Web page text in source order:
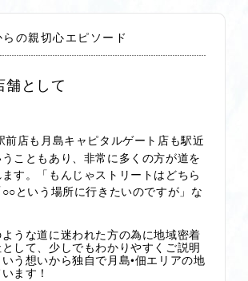
らの親切心エピソード
舗として
前店も月島キャピタルゲート店も駅近
こともあり、非常に多くの方が道を
す。「もんじゃストリートはどちら
という場所に行きたいのですが」な
うな道に迷われた方の為に地域密着
して、少しでもわかりやすくご説明
う想いから独自で月島•佃エリアの地
ます！